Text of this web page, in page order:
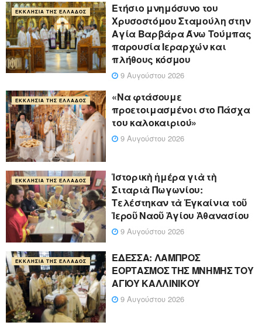
ΕΚΚΛΗΣΊΑ ΤΗΣ ΕΛΛΆΔΟΣ
Ετήσιο μνημόσυνο του
Χρυσοστόμου Σταμούλη στην
Αγία Βαρβάρα Άνω Τούμπας
παρουσία Ιεραρχών και
πλήθους κόσμου
9 Αυγούστου 2026
ΕΚΚΛΗΣΊΑ ΤΗΣ ΕΛΛΆΔΟΣ
«Να φτάσουμε
προετοιμασμένοι στο Πάσχα
του καλοκαιριού»
9 Αυγούστου 2026
ΕΚΚΛΗΣΊΑ ΤΗΣ ΕΛΛΆΔΟΣ
Ἱστορικὴ ἡμέρα γιὰ τὴ
Σιταριὰ Πωγωνίου:
Τελέστηκαν τὰ Ἐγκαίνια τοῦ
Ἱεροῦ Ναοῦ Ἁγίου Ἀθανασίου
9 Αυγούστου 2026
ΕΚΚΛΗΣΊΑ ΤΗΣ ΕΛΛΆΔΟΣ
ΕΔΕΣΣΑ: ΛΑΜΠΡΟΣ
ΕΟΡΤΑΣΜΟΣ ΤΗΣ ΜΝΗΜΗΣ ΤΟΥ
ΑΓΙΟΥ ΚΑΛΛΙΝΙΚΟΥ
9 Αυγούστου 2026